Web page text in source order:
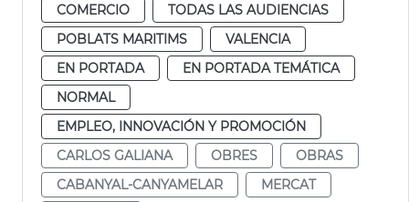
COMERCIO
TODAS LAS AUDIENCIAS
POBLATS MARITIMS
VALENCIA
EN PORTADA
EN PORTADA TEMÁTICA
NORMAL
EMPLEO, INNOVACIÓN Y PROMOCIÓN
CARLOS GALIANA
OBRES
OBRAS
CABANYAL-CANYAMELAR
MERCAT